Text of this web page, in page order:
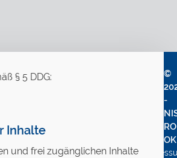
§ 5 DDG:
Inhalte
und frei zugänglichen Inhalte
©
-
OK